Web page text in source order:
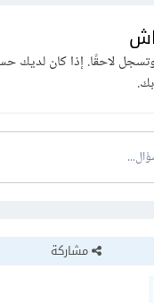
لاحقًا. إذا كان لديك
مشاركة